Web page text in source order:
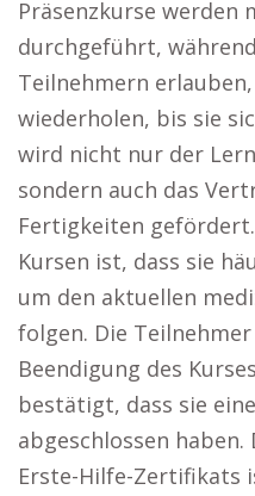
Präsenzkurse werden
durchgeführt,
Teilnehmern
wiederholen, bis sie
wird nicht nur der
sondern auch das
Fertigkeiten
Kursen ist, dass sie
um den aktuellen
folgen. Die
Beendigung des
bestätigt, dass sie
abgeschlossen
Erste-Hilfe-Zertifikats